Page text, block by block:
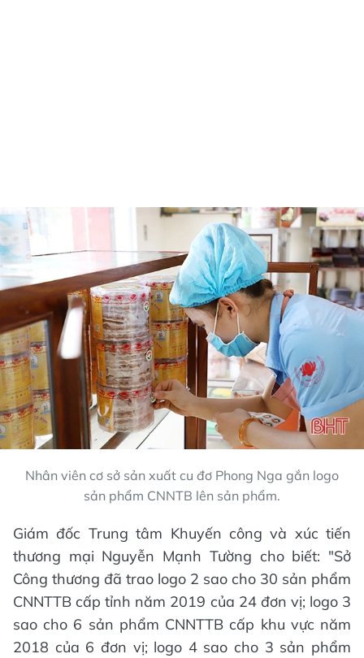
Nhân viên cơ sở sản xuất cu đơ Phong Nga gắn logo
sản phẩm CNNTB lên sản phẩm.
Giám đốc Trung tâm Khuyến công và xúc tiến
thương mại Nguyễn Mạnh Tường cho biết: "Sở
Công thương đã trao logo 2 sao cho 30 sản phẩm
CNNTTB cấp tỉnh năm 2019 của 24 đơn vị; logo 3
sao cho 6 sản phẩm CNNTTB cấp khu vực năm
2018 của 6 đơn vị; logo 4 sao cho 3 sản phẩm